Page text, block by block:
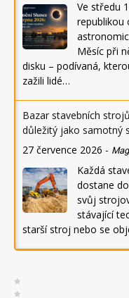
Ve středu
republikou
Měsíc při
disku – podívaná,
zažili lidé…
Bazar stavebních
důležitý jako samotný
27 července 2026 - Mag
Každá
dostane
svůj
stávající
starší stroj nebo se